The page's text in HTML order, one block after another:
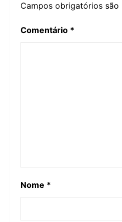
Campos obrigatórios são
Comentário *
Nome *